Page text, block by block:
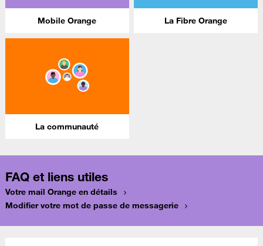
Mobile Orange La Fibre Orange
La communauté
FAQ et liens utiles
Votre mail Orange en détails
Modifier votre mot de passe de messagerie